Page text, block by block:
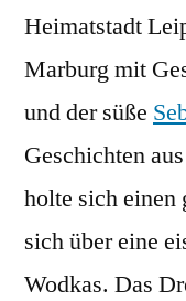
Heimatstadt
Marburg mit
und der süße
Geschichten
holte sich einen
sich über eine
Wodkas. Das